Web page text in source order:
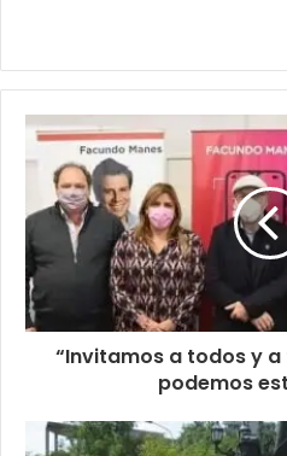
“Invitamos a todos y
podemos